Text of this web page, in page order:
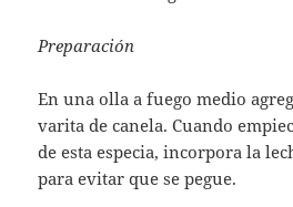
Preparación
En una olla a fuego medio
varita de canela. Cuando
de esta especia, incorpora la
para evitar que se pegue.